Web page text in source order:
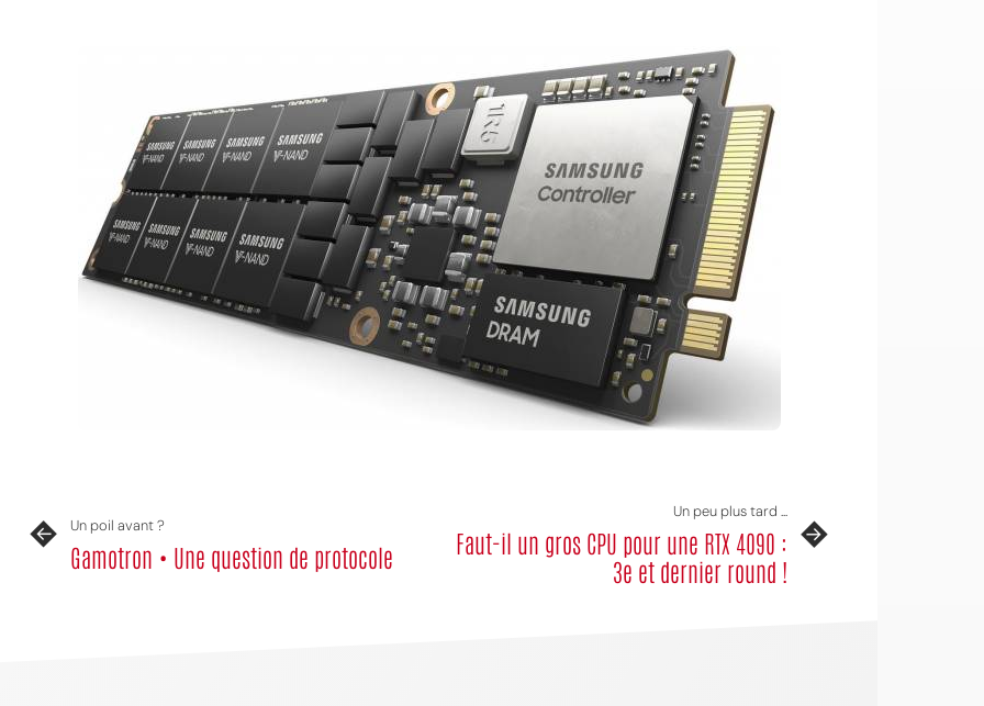
Un poil avant ?
Gamotron • Une question de protocole
Un peu plus tard ...
Faut-il un gros CPU pour une RTX 4090 :
3e et dernier round !